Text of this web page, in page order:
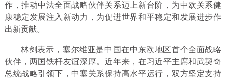
作，推动中法全面战略伙伴关系迈上新台阶，为中欧关系健
康稳定发展注入新动力，为促进世界和平稳定和发展进步作
出新贡献。
林剑表示，塞尔维亚是中国在中东欧地区首个全面战略
伙伴，两国铁杆友谊深厚。近年来，在习近平主席和武契奇
总统战略引领下，中塞关系保持高水平运行，双方坚定支持